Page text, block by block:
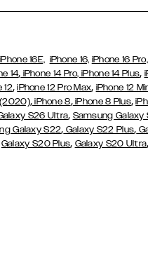
iPhone 16E, iPhone 16, iPhone 16 Pro,
14, iPhone 14 Pro, iPhone 14 Plus,
12,iPhone 12 Pro Max, iPhone 12
,iPhone 8,iPhone 8 Plus,
S26 Ultra, Samsung Galaxy
Galaxy S22, Galaxy S22 Plus,
Galaxy S20 Plus, Galaxy S20 Ultra,